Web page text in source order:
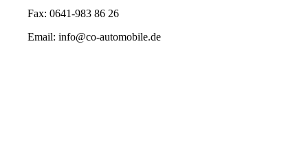
Fax: 0641-983 86 26
Email: info@co-automobile.de